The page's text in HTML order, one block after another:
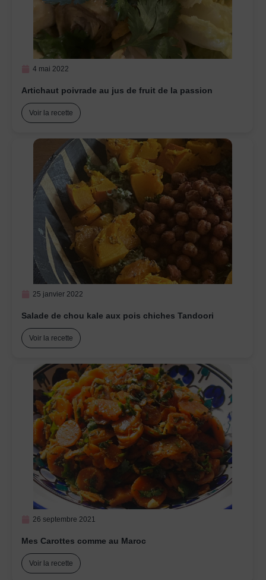
4 mai 2022
Artichaut poivrade au jus de fruit de la passion
Voir la recette
25 janvier 2022
Salade de chou kale aux pois chiches Tandoori
Voir la recette
26 septembre 2021
Mes Carottes comme au Maroc
Voir la recette